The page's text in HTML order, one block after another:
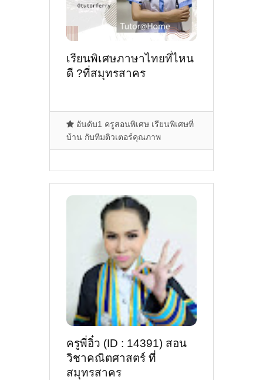
เรียนพิเศษภาษาไทยที่ไหน
ดี ?ที่สมุทรสาคร
อันดับ1 ครูสอนพิเศษ เรียนพิเศษที่
บ้าน กับทีมติวเตอร์คุณภาพ
ครูพี่อิ๋ว (ID : 14391) สอน
วิชาคณิตศาสตร์ ที่
สมุทรสาคร